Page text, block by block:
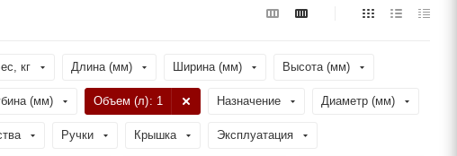
кг Длина (мм) Ширина (мм) Высота (мм)
(мм) Объем (л): 1 Назначение Диаметр (мм)
Ручки Крышка Эксплуатация